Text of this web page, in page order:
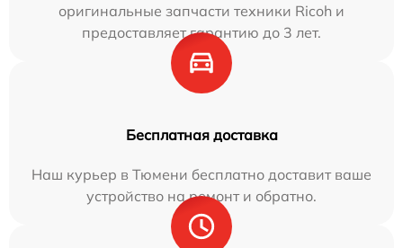
оригинальные запчасти техники Ricoh и
предоставляет гарантию до 3 лет.
Бесплатная доставка
Наш курьер в Тюмени бесплатно доставит ваше
устройство на ремонт и обратно.